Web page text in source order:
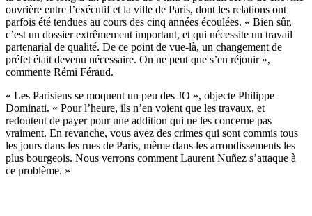
ouvrière entre l’exécutif et la ville de Paris, dont les relations ont
parfois été tendues au cours des cinq années écoulées. « Bien sûr,
c’est un dossier extrêmement important, et qui nécessite un travail
partenarial de qualité. De ce point de vue-là, un changement de
préfet était devenu nécessaire. On ne peut que s’en réjouir »,
commente Rémi Féraud.
« Les Parisiens se moquent un peu des JO », objecte Philippe
Dominati. « Pour l’heure, ils n’en voient que les travaux, et
redoutent de payer pour une addition qui ne les concerne pas
vraiment. En revanche, vous avez des crimes qui sont commis tous
les jours dans les rues de Paris, même dans les arrondissements les
plus bourgeois. Nous verrons comment Laurent Nuñez s’attaque à
ce problème. »